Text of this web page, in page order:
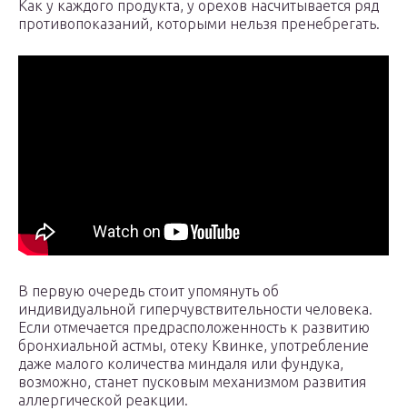
Как у каждого продукта, у орехов насчитывается ряд
противопоказаний, которыми нельзя пренебрегать.
В первую очередь стоит упомянуть об
индивидуальной гиперчувствительности человека.
Если отмечается предрасположенность к развитию
бронхиальной астмы, отеку Квинке, употребление
даже малого количества миндаля или фундука,
возможно, станет пусковым механизмом развития
аллергической реакции.